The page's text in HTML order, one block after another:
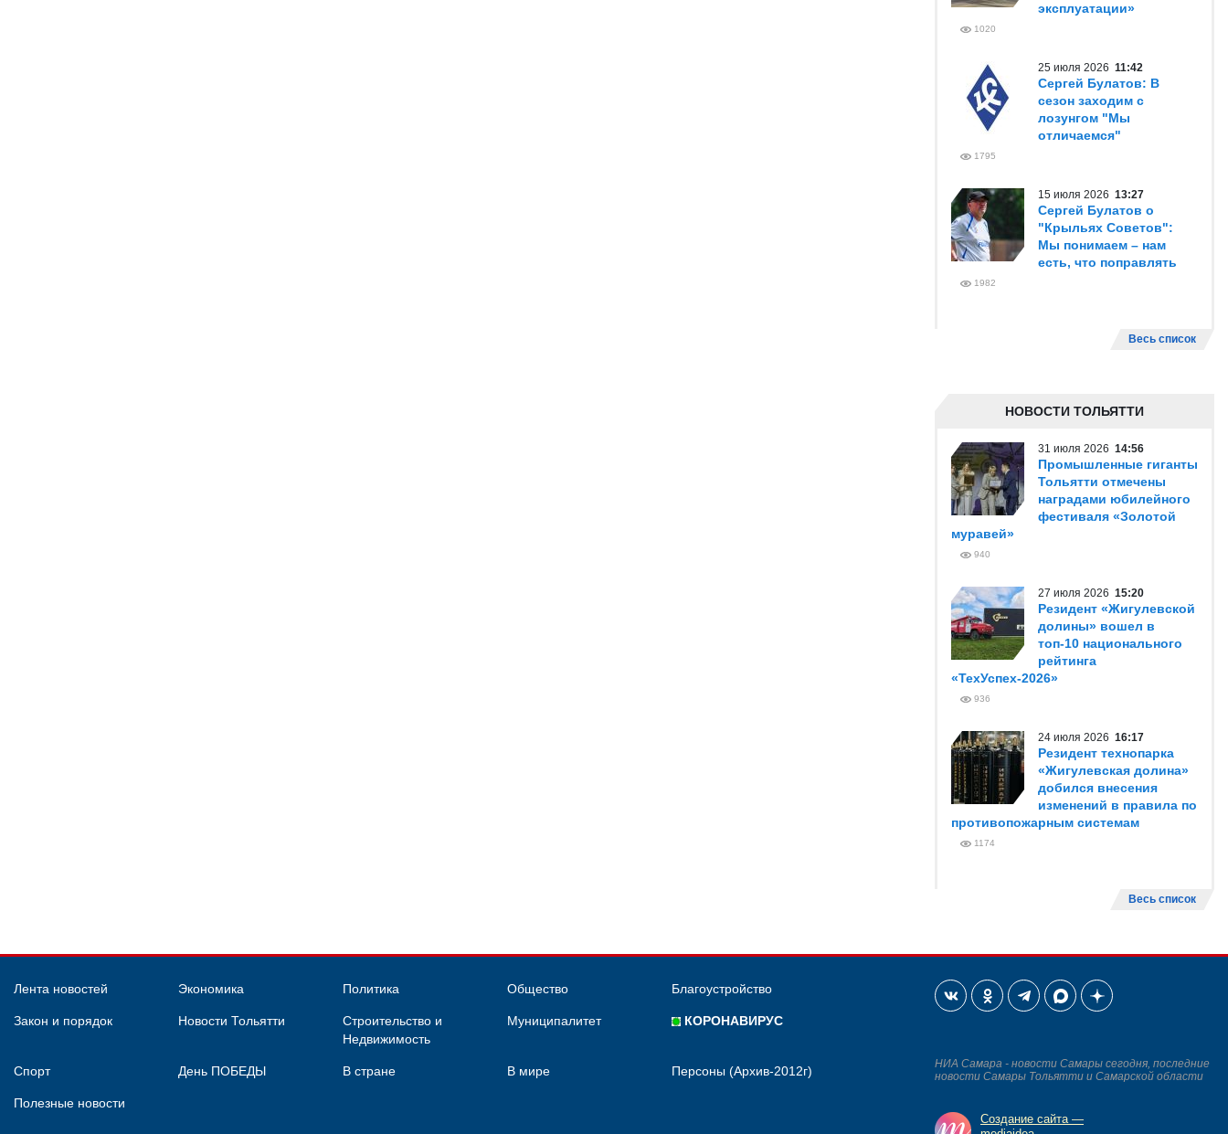
эксплуатации»
1020
25 июля 2026 11:42
Сергей Булатов: В
сезон заходим с
лозунгом "Мы
отличаемся"
1795
15 июля 2026 13:27
Сергей Булатов о
"Крыльях Советов":
Мы понимаем – нам
есть, что поправлять
1982
Весь список
НОВОСТИ ТОЛЬЯТТИ
31 июля 2026 14:56
Промышленные гиганты
Тольятти отмечены
наградами юбилейного
фестиваля «Золотой
муравей»
940
27 июля 2026 15:20
Резидент «Жигулевской
долины» вошел в
топ-10 национального
рейтинга
«ТехУспех-2026»
936
24 июля 2026 16:17
Резидент технопарка
«Жигулевская долина»
добился внесения
изменений в правила по
противопожарным системам
1174
Весь список
Лента новостей Экономика Политика Общество Благоустройство
Закон и порядок Новости Тольятти
Строительство и
Недвижимость
Муниципалитет КОРОНАВИРУС
Спорт День ПОБЕДЫ В стране В мире Персоны (Архив-2012г)
Полезные новости
НИА Самара - новости Самары сегодня, последние
новости Самары Тольятти и Самарской области
Создание сайта —